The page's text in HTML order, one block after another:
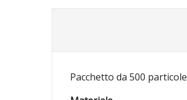
Pacchetto da 500 particole